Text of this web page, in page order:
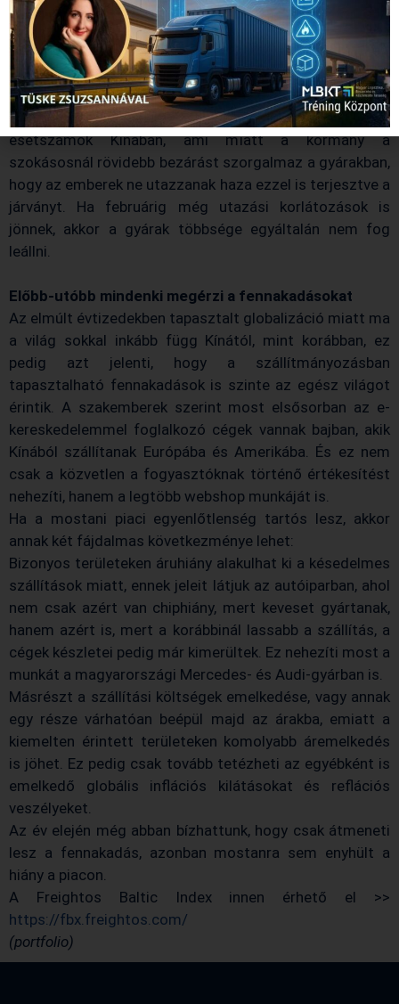
a piacon.
A korábbi évek tapasztalatai alapján februárban a kínai
Holdújévkor a legtöbb gyár két hétre leáll az országban,
ami most akár jó hír is lehetne, hiszen lenne idő az üres
konténereket visszaküldeni. Azonban az utóbbi hetekben
megint emelkedésnek indultak a koronavírus-
esetszámok Kínában, ami miatt a kormány a
szokásosnál rövidebb bezárást szorgalmaz a gyárakban,
hogy az emberek ne utazzanak haza ezzel is terjesztve a
járványt. Ha februárig még utazási korlátozások is
jönnek, akkor a gyárak többsége egyáltalán nem fog
leállni.
Előbb-utóbb mindenki megérzi a fennakadásokat
Az elmúlt évtizedekben tapasztalt globalizáció miatt ma
a világ sokkal inkább függ Kínától, mint korábban, ez
pedig azt jelenti, hogy a szállítmányozásban
tapasztalható fennakadások is szinte az egész világot
érintik. A szakemberek szerint most elsősorban az e-
kereskedelemmel foglalkozó cégek vannak bajban, akik
Kínából szállítanak Európába és Amerikába. És ez nem
csak a közvetlen a fogyasztóknak történő értékesítést
nehezíti, hanem a legtöbb webshop munkáját is.
Ha a mostani piaci egyenlőtlenség tartós lesz, akkor
annak két fájdalmas következménye lehet:
Bizonyos területeken áruhiány alakulhat ki a késedelmes
szállítások miatt, ennek jeleit látjuk az autóiparban, ahol
nem csak azért van chiphiány, mert keveset gyártanak,
hanem azért is, mert a korábbinál lassabb a szállítás, a
cégek készletei pedig már kimerültek. Ez nehezíti most a
munkát a magyarországi Mercedes- és Audi-gyárban is.
Másrészt a szállítási költségek emelkedése, vagy annak
egy része várhatóan beépül majd az árakba, emiatt a
kiemelten érintett területeken komolyabb áremelkedés
is jöhet. Ez pedig csak tovább tetézheti az egyébként is
emelkedő globális inflációs kilátásokat és reflációs
veszélyeket.
Az év elején még abban bízhattunk, hogy csak átmeneti
lesz a fennakadás, azonban mostanra sem enyhült a
hiány a piacon.
A Freightos Baltic Index innen érhető el >>
https://fbx.freightos.com/
(portfolio)